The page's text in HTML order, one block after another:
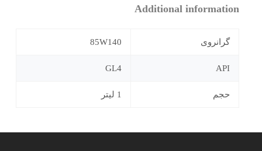
Additional information
گرانروی 85W140
API
GL4
حجم 1 لیتر